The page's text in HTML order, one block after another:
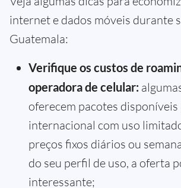
internet e dados móveis durante
Guatemala:
Verifique os custos de
operadora de celular:
oferecem pacotes disponíveis
internacional com uso
preços fixos diários ou
do seu perfil de uso, a oferta
interessante;